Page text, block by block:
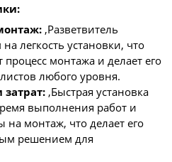
,Разветвитель
легкость установки, что
монтажа и делает его
любого уровня.
,Быстрая установка
выполнения работ и
на монтаж, что делает его
решением для